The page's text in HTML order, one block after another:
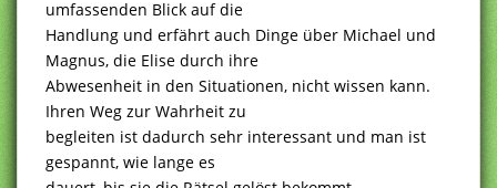
umfassenden Blick auf die
Handlung und erfährt auch Dinge über Michael und
Magnus, die Elise durch ihre
Abwesenheit in den Situationen, nicht wissen kann.
Ihren Weg zur Wahrheit zu
begleiten ist dadurch sehr interessant und man ist
gespannt, wie lange es